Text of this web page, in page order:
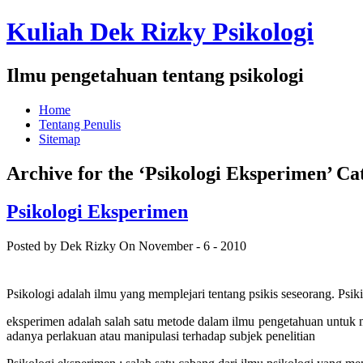
Kuliah Dek Rizky Psikologi
Ilmu pengetahuan tentang psikologi
Home
Tentang Penulis
Sitemap
Archive for the ‘Psikologi Eksperimen’
Psikologi Eksperimen
Posted by Dek Rizky On November - 6 - 2010
Psikologi adalah ilmu yang memplejari tentang psikis seseorang.
eksperimen adalah salah satu metode dalam ilmu pengetahuan
adanya perlakuan atau manipulasi terhadap subjek penelitian